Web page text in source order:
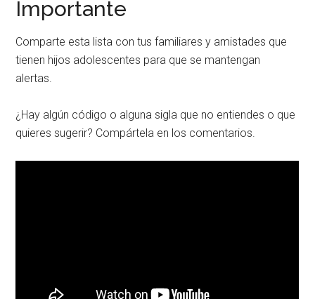
Importante
Comparte esta lista con tus familiares y amistades que
tienen hijos adolescentes para que se mantengan
alertas.
¿Hay algún código o alguna sigla que no entiendes o que
quieres sugerir? Compártela en los comentarios.